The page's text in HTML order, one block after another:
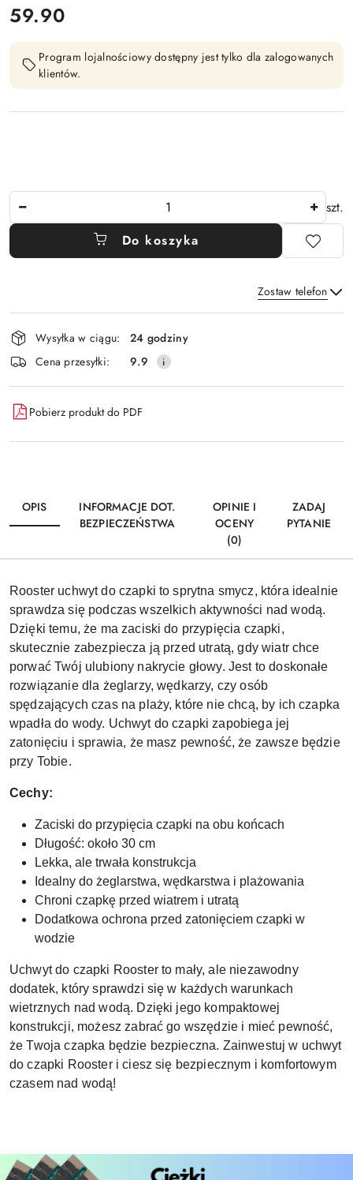
cena:
59.90
Program lojalnościowy dostępny jest tylko dla zalogowanych
klientów.
szt.
Do koszyka
Zostaw telefon
Wyślij
Dostępność
i
dostawa
Wysyłka w ciągu:
24 godziny
Cena przesyłki:
9.9
Pobierz produkt do PDF
OPIS
INFORMACJE DOT.
BEZPIECZEŃSTWA
OPINIE I
OCENY
(0)
ZADAJ
PYTANIE
Rooster uchwyt do czapki to sprytna smycz, która idealnie
sprawdza się podczas wszelkich aktywności nad wodą.
Dzięki temu, że ma zaciski do przypięcia czapki,
skutecznie zabezpiecza ją przed utratą, gdy wiatr chce
porwać Twój ulubiony nakrycie głowy. Jest to doskonałe
rozwiązanie dla żeglarzy, wędkarzy, czy osób
spędzających czas na plaży, które nie chcą, by ich czapka
wpadła do wody. Uchwyt do czapki zapobiega jej
zatonięciu i sprawia, że masz pewność, że zawsze będzie
przy Tobie.
Cechy:
Zaciski do przypięcia czapki na obu końcach
Długość: około 30 cm
Lekka, ale trwała konstrukcja
Idealny do żeglarstwa, wędkarstwa i plażowania
Chroni czapkę przed wiatrem i utratą
Dodatkowa ochrona przed zatonięciem czapki w
wodzie
Uchwyt do czapki Rooster to mały, ale niezawodny
dodatek, który sprawdzi się w każdych warunkach
wietrznych nad wodą. Dzięki jego kompaktowej
konstrukcji, możesz zabrać go wszędzie i mieć pewność,
że Twoja czapka będzie bezpieczna. Zainwestuj w uchwyt
do czapki Rooster i ciesz się bezpiecznym i komfortowym
czasem nad wodą!